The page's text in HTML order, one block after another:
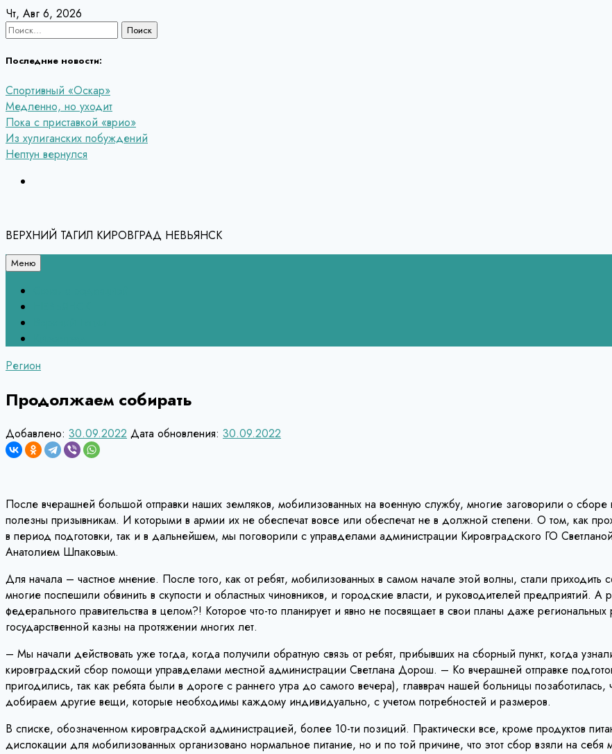
Перейти
к
Чт, Авг 6, 2026
Найти:
Последние новости:
Спортивный «Оскар»
Медленно, но уходит
Пока с приставкой «врио»
Из хулиганских побуждений
Нептун вернулся
ВЕРХНИЙ ТАГИЛ КИРОВГРАД НЕВЬЯНСК
Меню
Регион
Продолжаем собирать
Добавлено: 30.09.2022 Дата обновления: 30.09.2022
После вчерашней большой отправки наших земляков, мобилизованных на военную службу, многие заговорили о
полезны призывникам. И которыми в армии их не обеспечат вовсе или обеспечат не в должной степени. О том, как
в период подготовки, так и в дальнейшем, мы поговорили с управделами администрации Кировградского ГО
Анатолием Шпаковым.
Для начала – частное мнение. После того, как от ребят, мобилизованных в самом начале этой волны, стали приходить
многие поспешили обвинить в скупости и областных чиновников, и городские власти, и руководителей предприятий. А
федерального правительства в целом?! Которое что-то планирует и явно не посвящает в свои планы даже
государственной казны на протяжении многих лет.
– Мы начали действовать уже тогда, когда получили обратную связь от ребят, прибывших на сборный пункт, когда
кировградский сбор помощи управделами местной администрации Светлана Дорош. – Ко вчерашней отправке
пригодились, так как ребята были в дороге с раннего утра до самого вечера), главврач нашей больницы
добираем другие вещи, которые необходимы каждому индивидуально, с учетом потребностей и размеров.
В списке, обозначенном кировградской администрацией, более 10-ти позиций. Практически все, кроме продуктов
дислокации для мобилизованных организовано нормальное питание, но и по той причине, что этот сбор взяли на